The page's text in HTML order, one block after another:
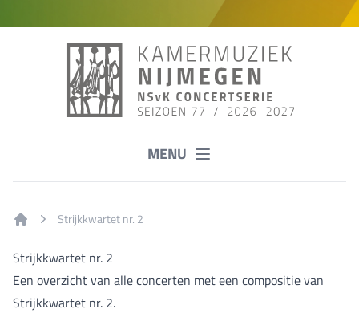
MENU
Strijkkwartet nr. 2
Strijkkwartet nr. 2
Een overzicht van alle concerten met een compositie van
Strijkkwartet nr. 2.